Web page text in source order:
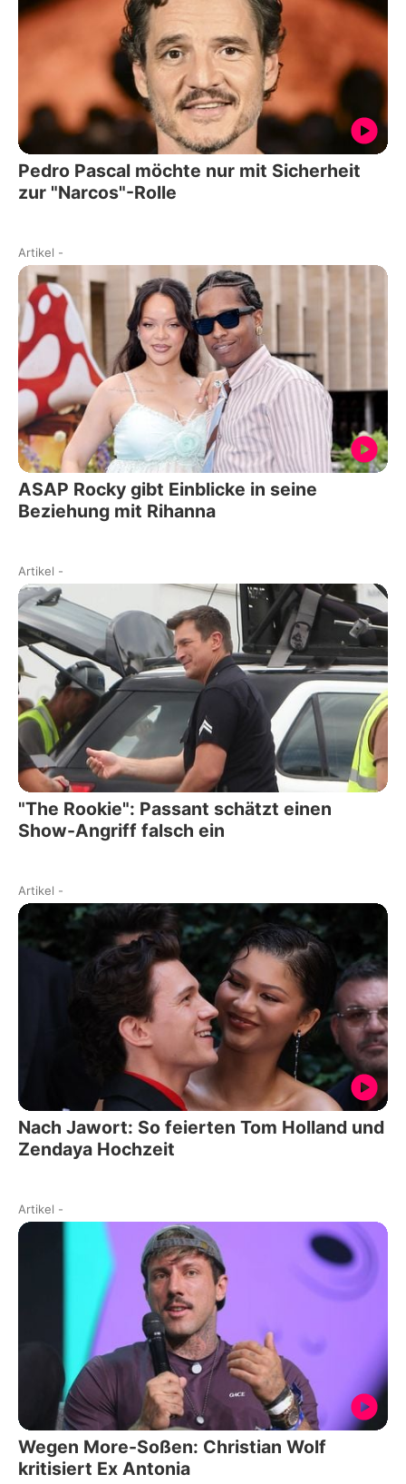
Pedro Pascal möchte nur mit Sicherheit
zur "Narcos"-Rolle
Artikel -
ASAP Rocky gibt Einblicke in seine
Beziehung mit Rihanna
Artikel -
"The Rookie": Passant schätzt einen
Show-Angriff falsch ein
Artikel -
Nach Jawort: So feierten Tom Holland und
Zendaya Hochzeit
Artikel -
Wegen More-Soßen: Christian Wolf
kritisiert Ex Antonia